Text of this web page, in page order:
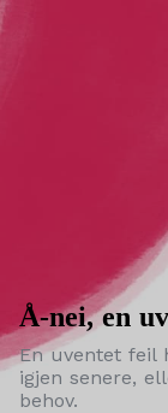
Å-nei, en
En uventet feil
igjen senere,
behov.